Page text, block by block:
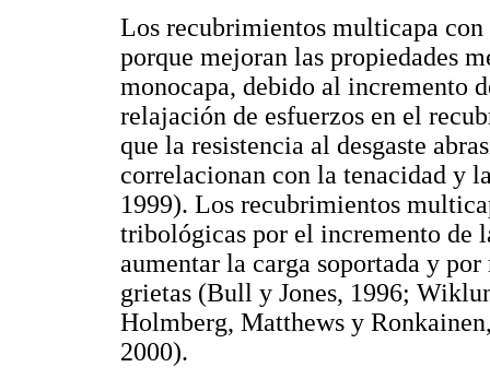
Los recubrimientos multicapa
porque mejoran las propiedades
monocapa, debido al incremento
relajación de esfuerzos en el
que la resistencia al desgaste
correlacionan con la tenacidad y
1999). Los recubrimientos
tribológicas por el incremento de
aumentar la carga soportada y
grietas (Bull y Jones, 1996;
Holmberg, Matthews y
2000).